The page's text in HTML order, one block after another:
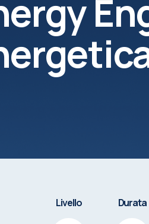
Livello Durata